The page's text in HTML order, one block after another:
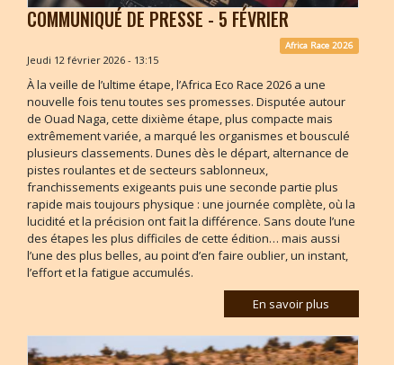
COMMUNIQUÉ DE PRESSE - 5 FÉVRIER
Africa Race 2026
Jeudi 12 février 2026 - 13:15
À la veille de l’ultime étape, l’Africa Eco Race 2026 a une
nouvelle fois tenu toutes ses promesses. Disputée autour
de Ouad Naga, cette dixième étape, plus compacte mais
extrêmement variée, a marqué les organismes et bousculé
plusieurs classements. Dunes dès le départ, alternance de
pistes roulantes et de secteurs sablonneux,
franchissements exigeants puis une seconde partie plus
rapide mais toujours physique : une journée complète, où la
lucidité et la précision ont fait la différence. Sans doute l’une
des étapes les plus difficiles de cette édition… mais aussi
l’une des plus belles, au point d’en faire oublier, un instant,
l’effort et la fatigue accumulés.
En savoir plus